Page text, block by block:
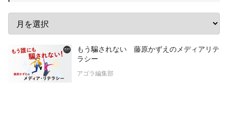
もう騙されない 藤原かずえのメディアリテ
ラシー
アゴラ編集部